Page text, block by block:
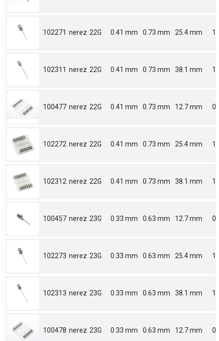
102271 nerez 22G 0.41 mm 0.73 mm 25.4 mm 1
102311 nerez 22G 0.41 mm 0.73 mm 38.1 mm
100477 nerez 22G 0.41 mm 0.73 mm 12.7 mm
102272 nerez 22G 0.41 mm 0.73 mm 25.4 mm 1
102312 nerez 22G 0.41 mm 0.73 mm 38.1 mm
100457 nerez 23G 0.33 mm 0.63 mm 12.7 mm
102273 nerez 23G 0.33 mm 0.63 mm 25.4 mm 1
102313 nerez 23G 0.33 mm 0.63 mm 38.1 mm
100478 nerez 23G 0.33 mm 0.63 mm 12.7 mm